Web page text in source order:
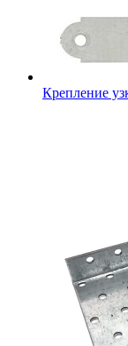
Крепление